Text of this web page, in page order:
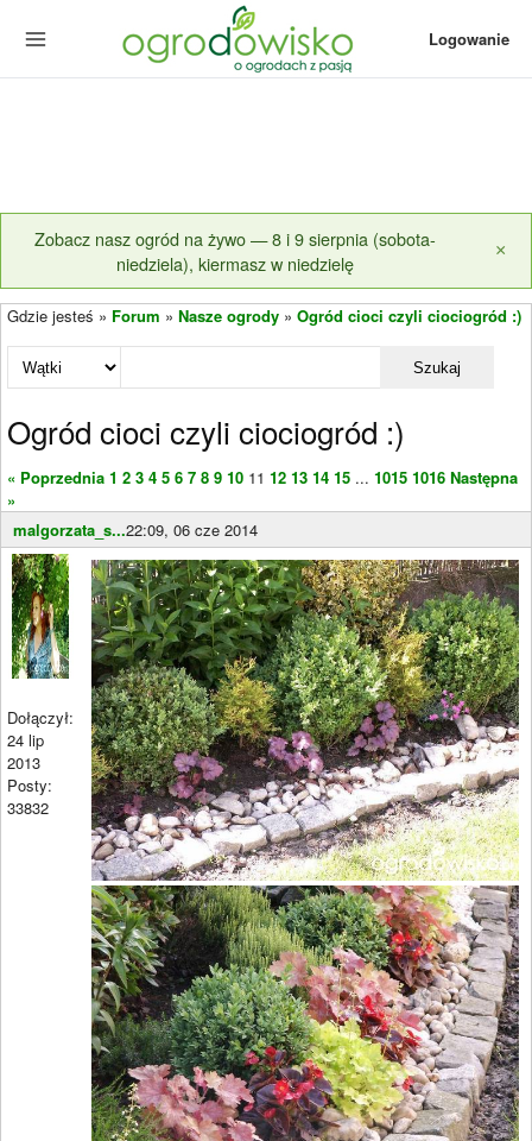
Logowanie
Zobacz nasz ogród na żywo — 8 i 9 sierpnia (sobota-
niedziela), kiermasz w niedzielę
×
Gdzie jesteś » Forum » Nasze ogrody » Ogród cioci czyli ciociogród :)
Szukaj
Ogród cioci czyli ciociogród :)
« Poprzednia 1 2 3 4 5 6 7 8 9 10 11 12 13 14 15 ... 1015 1016 Następna
»
malgorzata_s...22:09, 06 cze 2014
Dołączył:
24 lip
2013
Posty:
33832